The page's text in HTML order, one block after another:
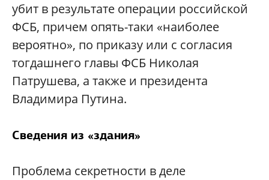
убит в результате операции российской
ФСБ, причем опять-таки «наиболее
вероятно», по приказу или с согласия
тогдашнего главы ФСБ Николая
Патрушева, а также и президента
Владимира Путина.
Сведения из «здания»
Проблема секретности в деле